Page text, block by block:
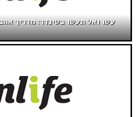
עשו ואל תעשו בטינדר: מדריך